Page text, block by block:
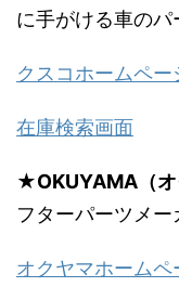
に手がける車のパ
クスコホームペー
在庫検索画面
★OKUYAMA（オ
フターパーツメー
オクヤマホームペ